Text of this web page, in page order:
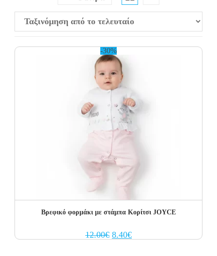
-30%
Βρεφικό φορμάκι με στάμπα Κορίτσι JOYCE
12.00€ Original
price
8.40€Current
price